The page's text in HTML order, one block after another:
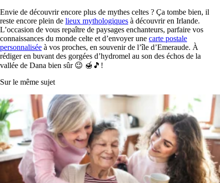
Envie de découvrir encore plus de mythes celtes ? Ça tombe bien, il
reste encore plein de lieux mythologiques à découvrir en Irlande.
L’occasion de vous repaître de paysages enchanteurs, parfaire vos
connaissances du monde celte et d’envoyer une carte postale
personnalisée à vos proches, en souvenir de l’île d’Emeraude. À
rédiger en buvant des gorgées d’hydromel au son des échos de la
vallée de Dana bien sûr 😉 🍯🎵!
Sur le même sujet